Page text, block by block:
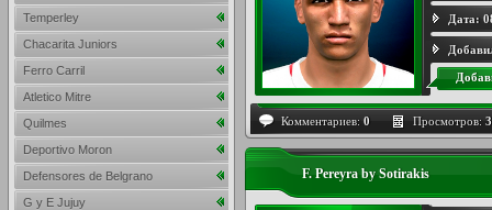
Дата:
Комментариев: 0 Просмотров:
F. Pereyra by Sotirakis
Temperley
Chacarita Juniors
Ferro Carril
Atletico Mitre
Quilmes
Deportivo Moron
Defensores de Belgrano
G y E Jujuy